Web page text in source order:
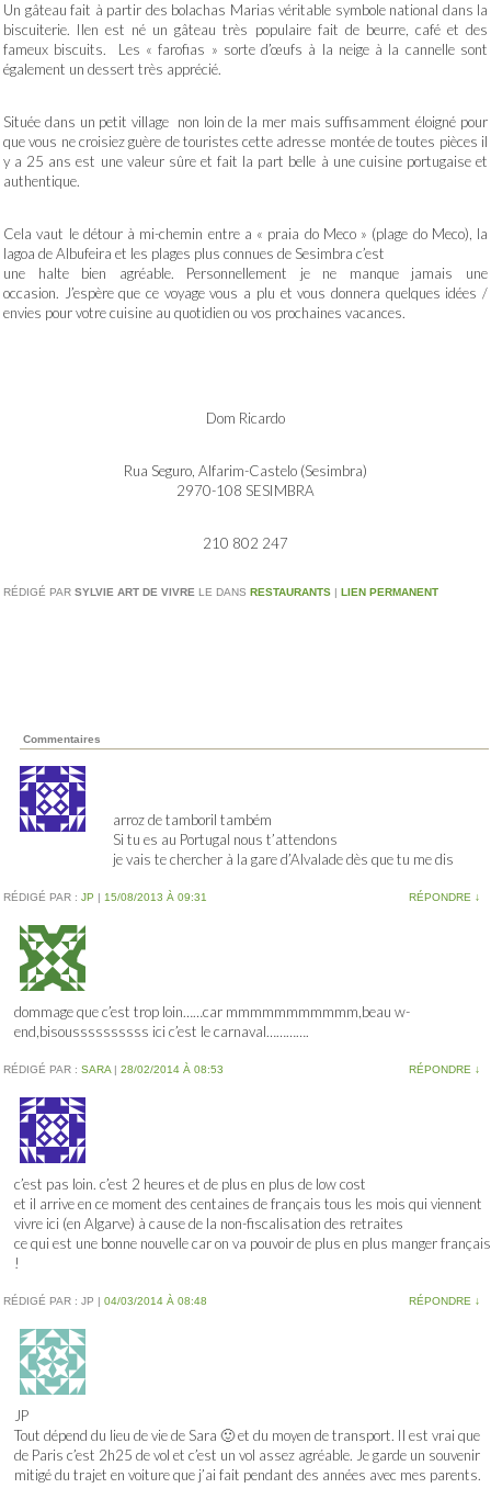
Un gâteau fait à partir des bolachas Marias véritable symbole national dans la
biscuiterie. Ilen est né un gâteau très populaire fait de beurre, café et des
fameux biscuits. Les « farofias » sorte d’œufs à la neige à la cannelle sont
également un dessert très apprécié.
Située dans un petit village non loin de la mer mais suffisamment éloigné pour
que vous ne croisiez guère de touristes cette adresse montée de toutes pièces il
y a 25 ans est une valeur sûre et fait la part belle à une cuisine portugaise et
authentique.
Cela vaut le détour à mi-chemin entre a « praia do Meco » (plage do Meco), la
lagoa de Albufeira et les plages plus connues de Sesimbra c’est
une halte bien agréable. Personnellement je ne manque jamais une
occasion. J’espère que ce voyage vous a plu et vous donnera quelques idées /
envies pour votre cuisine au quotidien ou vos prochaines vacances.
Dom Ricardo
Rua Seguro, Alfarim-Castelo (Sesimbra)
2970-108 SESIMBRA
210 802 247
RÉDIGÉ PAR SYLVIE ART DE VIVRE LE DANS RESTAURANTS | LIEN PERMANENT
Commentaires
arroz de tamboril também
Si tu es au Portugal nous t’attendons
je vais te chercher à la gare d’Alvalade dès que tu me dis
RÉDIGÉ PAR : JP | 15/08/2013 À 09:31 RÉPONDRE ↓
dommage que c’est trop loin……car mmmmmmmmmmm,beau w-
end,bisoussssssssss ici c’est le carnaval………….
RÉDIGÉ PAR : SARA | 28/02/2014 À 08:53 RÉPONDRE ↓
c’est pas loin. c’est 2 heures et de plus en plus de low cost
et il arrive en ce moment des centaines de français tous les mois qui viennent
vivre ici (en Algarve) à cause de la non-fiscalisation des retraites
ce qui est une bonne nouvelle car on va pouvoir de plus en plus manger français
!
RÉDIGÉ PAR : JP | 04/03/2014 À 08:48 RÉPONDRE ↓
JP
Tout dépend du lieu de vie de Sara 🙂 et du moyen de transport. Il est vrai que
de Paris c’est 2h25 de vol et c’est un vol assez agréable. Je garde un souvenir
mitigé du trajet en voiture que j’ai fait pendant des années avec mes parents.